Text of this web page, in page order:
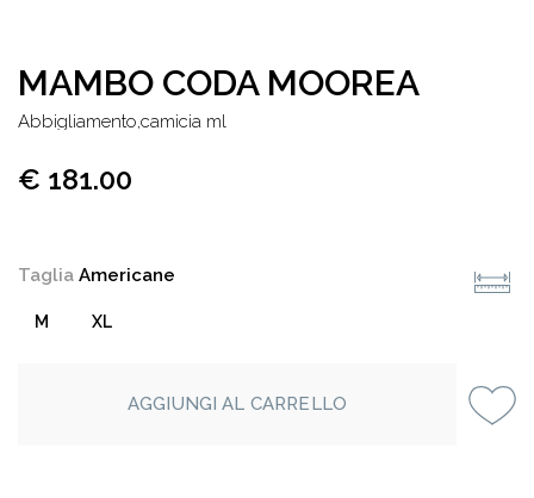
MAMBO CODA MOOREA
abbigliamento,camicia ml
€ 181.00
Taglia Americane
M XL
AGGIUNGI AL CARRELLO